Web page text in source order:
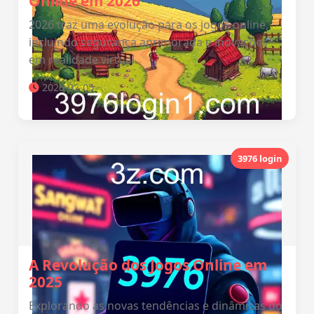
2026 traz uma evolução para os jogos online,
incluindo segurança aprimorada e inovações
em realidade virtual.
2026-02-05
3976 login
A Revolução dos Jogos Online em
2025
Explorando as novas tendências e dinâmicas do